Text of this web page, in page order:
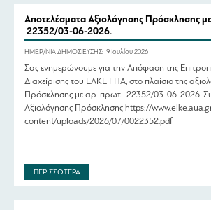
Αποτελέσματα Αξιολόγησης Πρόσκλησης
22352/03-06-2026.
ΗΜΕΡ/ΝΙΑ ΔΗΜΟΣΙΕΥΣΗΣ: 9 Ιουλίου 2026
Σας ενημερώνουμε για την Απόφαση της
Διαχείρισης του ΕΛΚΕ ΓΠΑ, στο πλαίσιο της
Πρόσκλησης με αρ. πρωτ. 22352/03-06-2026.
Αξιολόγησης Πρόσκλησης https://
content/uploads/2026/07/0022352.pdf
ΠΕΡΙΣΣΟΤΕΡΑ